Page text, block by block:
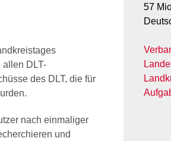
allen DLT-
des DLT, die für
nach einmaliger
und
57